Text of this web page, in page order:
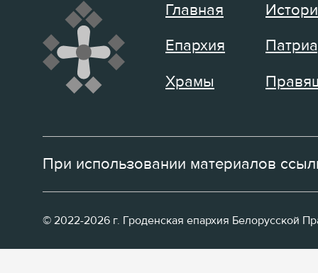
Главная
Епархия
Храмы
При использовании материалов
© 2022-2026 г. Гроденская епархия Белорусской